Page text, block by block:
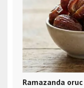
Ramazanda